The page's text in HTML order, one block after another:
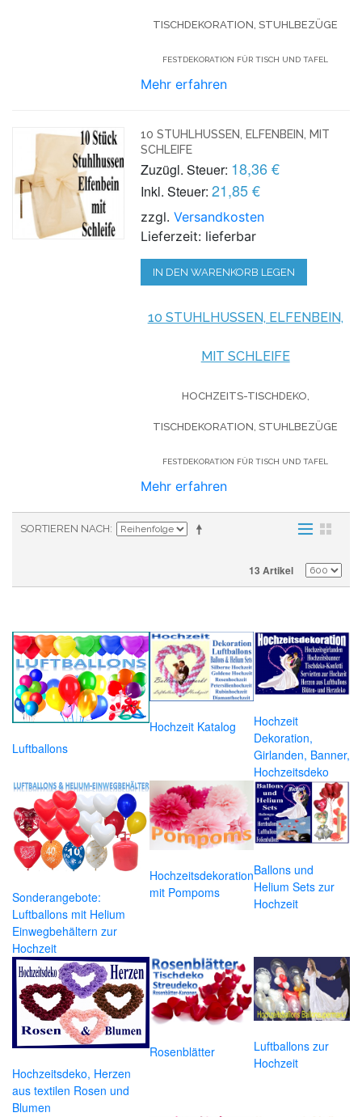
TISCHDEKORATION, STUHLBEZÜGE
FESTDEKORATION FÜR TISCH UND TAFEL
Mehr erfahren
10 STUHLHUSSEN, ELFENBEIN, MIT
SCHLEIFE
Zuzügl. Steuer: 18,36 €
Inkl. Steuer: 21,85 €
zzgl.Versandkosten
Lieferzeit: lieferbar
IN DEN WARENKORB LEGEN
10 STUHLHUSSEN, ELFENBEIN,
MIT SCHLEIFE
HOCHZEITS-TISCHDEKO,
TISCHDEKORATION, STUHLBEZÜGE
FESTDEKORATION FÜR TISCH UND TAFEL
Mehr erfahren
SORTIEREN NACH
13 Artikel
Luftballons
Hochzeit Katalog
Hochzeit
Dekoration,
Girlanden, Banner,
Hochzeitsdeko
Sonderangebote:
Luftballons mit Helium
Einwegbehältern zur
Hochzeit
Hochzeitsdekoration
mit Pompoms
Ballons und
Helium Sets zur
Hochzeit
Hochzeitsdeko, Herzen
aus textilen Rosen und
Blumen
Rosenblätter
Luftballons zur
Hochzeit